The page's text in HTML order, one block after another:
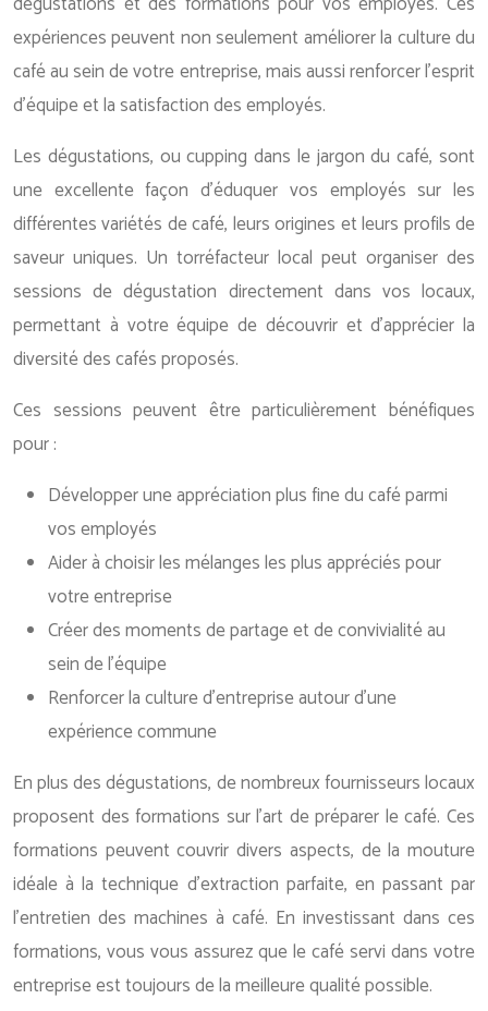
expériences peuvent non seulement améliorer la culture du
café au sein de votre entreprise, mais aussi renforcer l’esprit
d’équipe et la satisfaction des employés.
Les dégustations, ou cupping dans le jargon du café, sont
une excellente façon d’éduquer vos employés sur les
différentes variétés de café, leurs origines et leurs profils de
saveur uniques. Un torréfacteur local peut organiser des
sessions de dégustation directement dans vos locaux,
permettant à votre équipe de découvrir et d’apprécier la
diversité des cafés proposés.
Ces sessions peuvent être particulièrement bénéfiques
pour :
Développer une appréciation plus fine du café parmi
vos employés
Aider à choisir les mélanges les plus appréciés pour
votre entreprise
Créer des moments de partage et de convivialité au
sein de l’équipe
Renforcer la culture d’entreprise autour d’une
expérience commune
En plus des dégustations, de nombreux fournisseurs locaux
proposent des formations sur l’art de préparer le café. Ces
formations peuvent couvrir divers aspects, de la mouture
idéale à la technique d’extraction parfaite, en passant par
l’entretien des machines à café. En investissant dans ces
formations, vous vous assurez que le café servi dans votre
entreprise est toujours de la meilleure qualité possible.